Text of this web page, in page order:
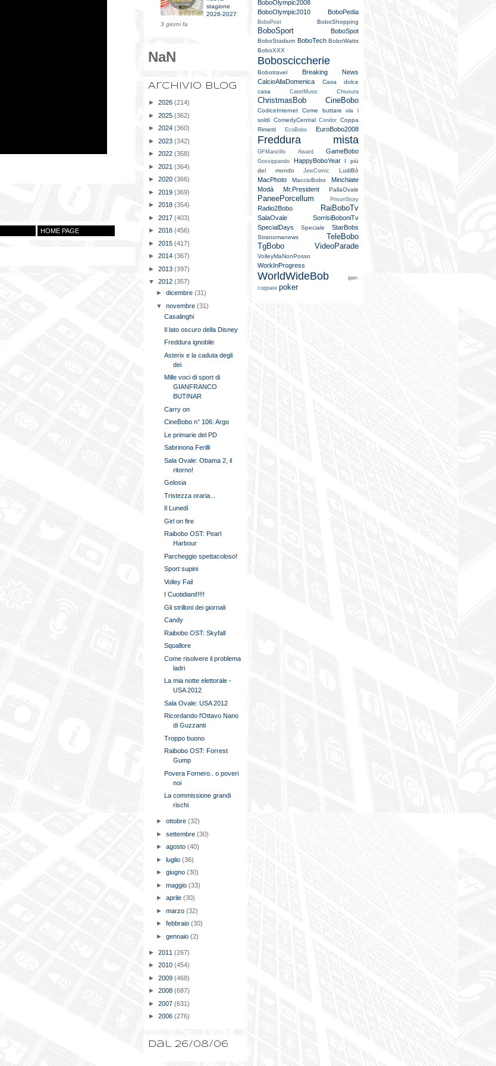
HOME PAGE
stagione
2026-2027
3 giorni fa
NaN
Archivio blog
► 2026 (214)
► 2025 (362)
► 2024 (360)
► 2023 (342)
► 2022 (358)
► 2021 (364)
► 2020 (366)
► 2019 (369)
► 2018 (354)
► 2017 (403)
► 2016 (456)
► 2015 (417)
► 2014 (367)
► 2013 (397)
▼ 2012 (357)
►dicembre(31)
▼novembre(31)
Casalinghi
Il lato oscuro della Disney
Freddura ignobile
Asterix e la caduta degli
dei
Mille voci di sport di
GIANFRANCO
BUTINAR
Carry on
CineBobo n° 106: Argo
Le primarie del PD
Sabrinona Ferilli
Sala Ovale: Obama 2, il
ritorno!
Gelosia
Tristezza oraria...
Il Lunedì
Girl on fire
Raibobo OST: Pearl
Harbour
Parcheggio spettacoloso!
Sport supini
Volley Fail
I Cuotidiani!!!!!
Gli strilloni dei giornali
Candy
Raibobo OST: Skyfall
Squallore
Come risolvere il problema
ladri
La mia notte elettorale -
USA 2012
Sala Ovale: USA 2012
Ricordando l'Ottavo Nano
di Guzzanti
Troppo buono
Raibobo OST: Forrest
Gump
Povera Fornero.. o poveri
noi
La commissione grandi
rischi
►ottobre(32)
►settembre(30)
►agosto(40)
►luglio(36)
►giugno(30)
►maggio(33)
►aprile(30)
►marzo(32)
►febbraio(30)
►gennaio(2)
► 2011 (267)
► 2010 (454)
► 2009 (468)
► 2008 (687)
► 2007 (631)
► 2006 (276)
Dal 26/08/06
BoboOlympic2008
BoboOlympic2010
BoboPedia
BoboPost BoboShopping
BoboSport BoboSpot
BoboStadium BoboTech BoboWatts
BoboXXX
Bobosciccherie
Bobotravel
Breaking News
CalcioAllaDomenica
Casa dolce
casa
CaterMusic Chiusura
ChristmasBob CineBobo
CodiceInternet
Come buttare via i
soldi ComedyCentral Condor
Coppa
Rimetti
EcoBobo EuroBobo2008
Freddura mista
GFManzillo Award GameBobo
Gossippando HappyBoboYear
I più
del mondo
JewComic LudiBò
MacPhoto MaccioBobo
Minchiate
Modà
Mr.President PallaOvale
PaneePorcellum PrisonStory
Radio2Bobo RaiBoboTv
SalaOvale
SorrisiBoboniTv
SpecialDays
Speciale StarBobs
Stranomanews
TeleBobo
TgBobo
VideoParade
VolleyMaNonPosso
WorkInProgress
WorldWideBob
iper-
coppate poker